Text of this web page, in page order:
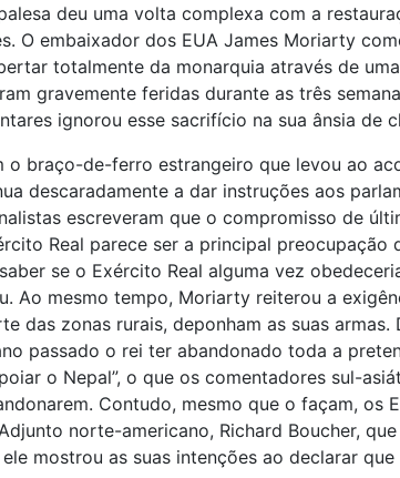
deu uma volta complexa com a
O embaixador dos EUA James Moriarty
totalmente da monarquia através de
gravemente feridas durante as três
ignorou esse sacrifício na sua ânsia de
o braço-de-ferro estrangeiro que levou ao
descaradamente a dar instruções aos
escreveram que o compromisso de
Real parece ser a principal preocupação
se o Exército Real alguma vez
Ao mesmo tempo, Moriarty reiterou a
das zonas rurais, deponham as suas
passado o rei ter abandonado toda a
o Nepal”, o que os comentadores sul-
Contudo, mesmo que o façam, os
norte-americano, Richard Boucher,
mostrou as suas intenções ao declarar